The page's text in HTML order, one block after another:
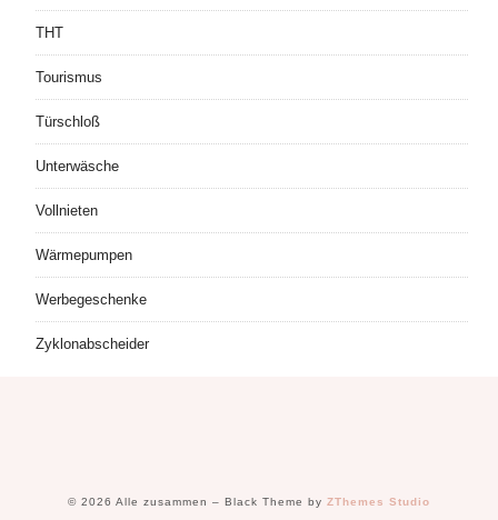
THT
Tourismus
Türschloß
Unterwäsche
Vollnieten
Wärmepumpen
Werbegeschenke
Zyklonabscheider
© 2026 Alle zusammen – Black Theme by ZThemes Studio